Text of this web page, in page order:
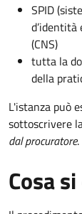
SPID
d’identità
(CNS)
tutta la
della
L'istanza può
sottoscrivere
dal procuratore.
Cosa